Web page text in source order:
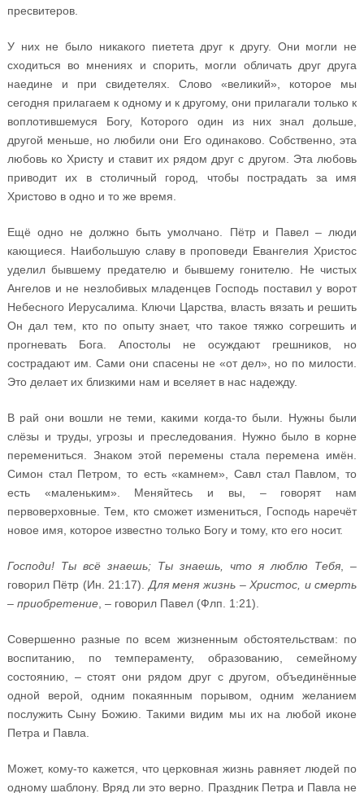
пресвитеров.
У них не было никакого пиетета друг к другу. Они могли не
сходиться во мнениях и спорить, могли обличать друг друга
наедине и при свидетелях. Слово «великий», которое мы
сегодня прилагаем к одному и к другому, они прилагали только к
воплотившемуся Богу, Которого один из них знал дольше,
другой меньше, но любили они Его одинаково. Собственно, эта
любовь ко Христу и ставит их рядом друг с другом. Эта любовь
приводит их в столичный город, чтобы пострадать за имя
Христово в одно и то же время.
Ещё одно не должно быть умолчано. Пётр и Павел – люди
кающиеся. Наибольшую славу в проповеди Евангелия Христос
уделил бывшему предателю и бывшему гонителю. Не чистых
Ангелов и не незлобивых младенцев Господь поставил у ворот
Небесного Иерусалима. Ключи Царства, власть вязать и решить
Он дал тем, кто по опыту знает, что такое тяжко согрешить и
прогневать Бога. Апостолы не осуждают грешников, но
сострадают им. Сами они спасены не «от дел», но по милости.
Это делает их близкими нам и вселяет в нас надежду.
В рай они вошли не теми, какими когда-то были. Нужны были
слёзы и труды, угрозы и преследования. Нужно было в корне
перемениться. Знаком этой перемены стала перемена имён.
Симон стал Петром, то есть «камнем», Савл стал Павлом, то
есть «маленьким». Меняйтесь и вы, – говорят нам
первоверховные. Тем, кто сможет измениться, Господь наречёт
новое имя, которое известно только Богу и тому, кто его носит.
Господи! Ты всё знаешь; Ты знаешь, что я люблю Тебя , –
говорил Пётр (Ин. 21:17). Для меня жизнь – Христос, и смерть
– приобретение, – говорил Павел (Флп. 1:21).
Совершенно разные по всем жизненным обстоятельствам: по
воспитанию, по темпераменту, образованию, семейному
состоянию, – стоят они рядом друг с другом, объединённые
одной верой, одним покаянным порывом, одним желанием
послужить Сыну Божию. Такими видим мы их на любой иконе
Петра и Павла.
Может, кому-то кажется, что церковная жизнь равняет людей по
одному шаблону. Вряд ли это верно. Праздник Петра и Павла не